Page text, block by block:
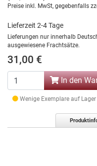
Preise inkl. MwSt, gegebenfalls
Lieferzeit 2-4 Tage
Lieferungen nur innerhalb
ausgewiesene Frachtsätze.
31,00 €
In den
Wenige Exemplare auf